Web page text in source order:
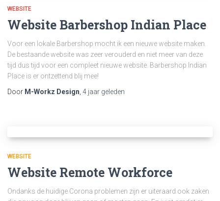
WEBSITE
Website Barbershop Indian Place
Voor een lokale Barbershop mocht ik een nieuwe website maken.
De bestaande website was zeer verouderd en niet meer van deze
tijd dus tijd voor een compleet nieuwe website. Barbershop Indian
Place is er ontzettend blij mee!
Door M-Workz Design 4 jaar geleden
WEBSITE
Website Remote Workforce
Ondanks de huidige Corona problemen zijn er uiteraard ook zaken